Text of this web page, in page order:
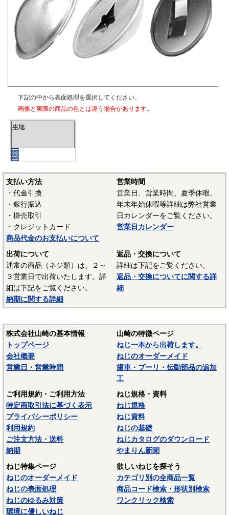
下記の中から表面処理を選択してください。
画像と実際の商品の色とは違う場合があります。
生地
支払い方法
・代金引換
・銀行振込
・掛売取引
・クレジットカード
商品代金のお支払いについて
営業時間
営業日、営業時間、夏季休暇、
年末年始休暇等詳細は弊社営業
日カレンダーをご覧ください。
営業日カレンダー
出荷について
通常の商品（ネジ類）は、２～
３営業日で出荷いたします。詳
細は下記をご覧ください。
納期に関する詳細
返品・交換について
詳細は下記をご覧ください。
返品・交換についてに関する詳
細
株式会社山崎の基本情報
トップページ
会社概要
営業日・営業時間
山崎の特徴ページ
ねじ一本から出荷します。
ねじのオーダーメイド
歯車・プーリ・伝動部品の追加
工
ご利用規約・ご利用方法
特定商取引法に基づく表示
プライバシーポリシー
利用規約
ご注文方法・送料
納期
ねじ規格・資料
ねじ規格
ねじ資料
ねじの基礎
ねじカタログのダウンロード
やまりん新聞
ねじ特集ページ
ねじのオーダーメイド
ねじの表面処理
ねじのゆるみ対策
環境に優しいねじ
欲しいねじを探そう
カテゴリ別の全商品一覧
商品コード検索・形状別検索
ワンクリック検索